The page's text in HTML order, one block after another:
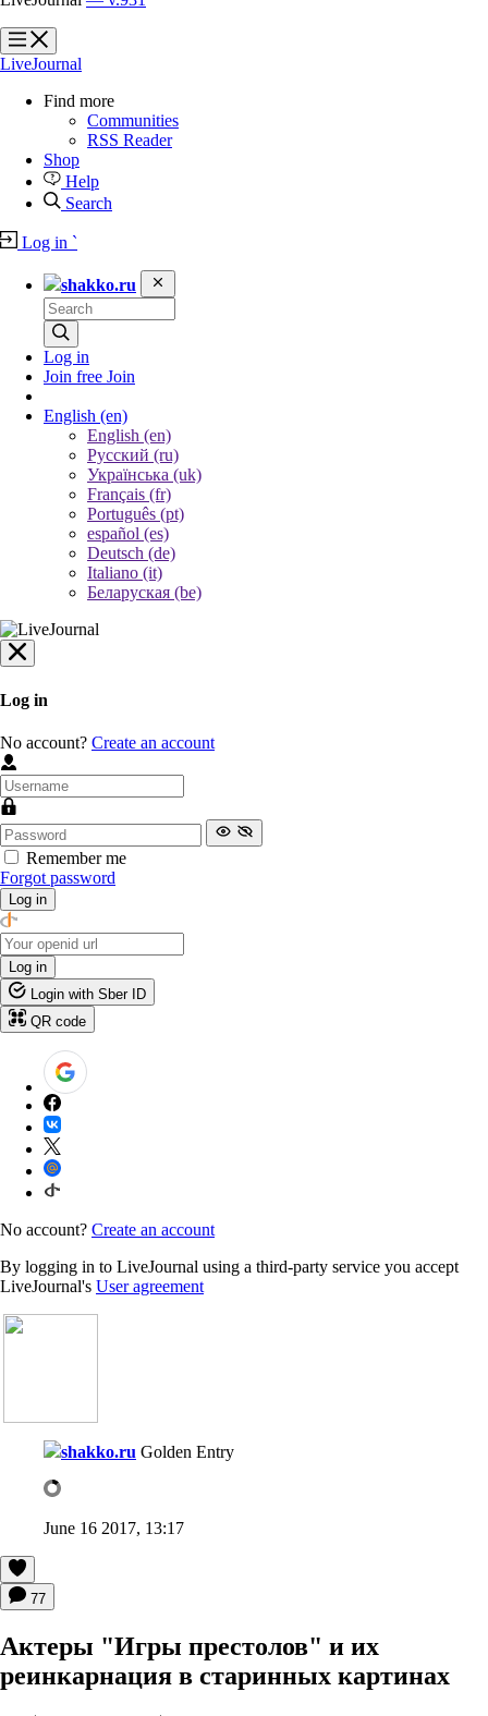
?
?
LiveJournal
Find more
Communities
RSS Reader
Shop
Help
Search
Log in `
shakko.ru
Log in
Join free Join
English (en)
English (en)
Русский (ru)
Українська (uk)
Français (fr)
Português (pt)
español (es)
Deutsch (de)
Italiano (it)
Беларуская (be)
Log in
No account? Create an account
Remember me
Forgot password
Log in
Log in
Login with Sber ID
QR code
No account? Create an account
By logging in to LiveJournal using a third-party service you accept
LiveJournal's User agreement
shakko.ru Golden Entry
June 16 2017, 13:17
77
Актеры "Игры престолов" и их
реинкарнация в старинных картинах